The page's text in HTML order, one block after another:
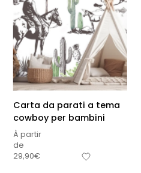
Carta da parati a tema
cowboy per bambini
À partir
de
29,90€